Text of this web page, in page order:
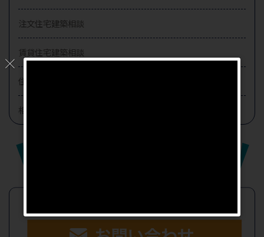
注文住宅建築相談
賃貸住宅建築相談
住宅ローン・保険
相続